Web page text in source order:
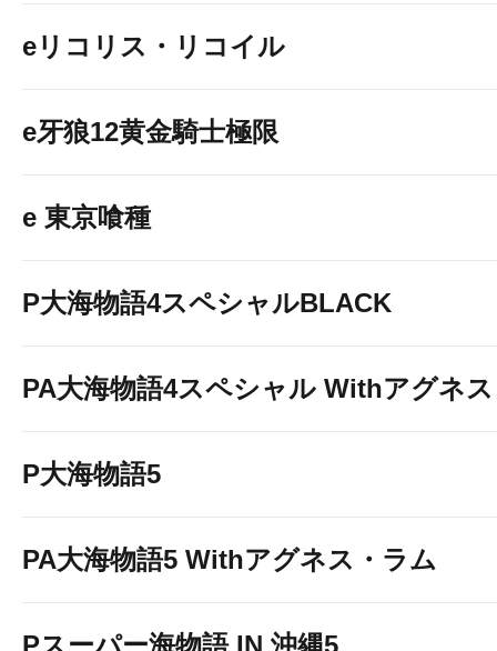
eリコリス・リコイル
e牙狼12黄金騎士極限
e 東京喰種
P大海物語4スペシャルBLACK
PA大海物語4スペシャル Withアグネ
P大海物語5
PA大海物語5 Withアグネス・ラム
Pスーパー海物語 IN 沖縄5